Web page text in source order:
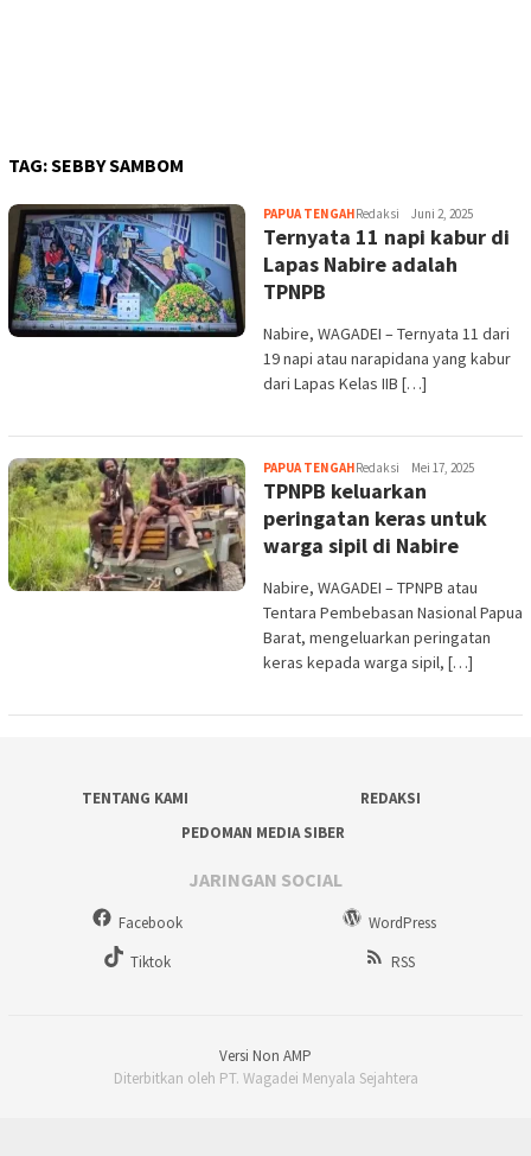
TAG:SEBBY SAMBOM
PAPUA TENGAHRedaksi Juni 2, 2025
Ternyata 11 napi kabur di
Lapas Nabire adalah
TPNPB
Nabire, WAGADEI – Ternyata 11 dari
19 napi atau narapidana yang kabur
dari Lapas Kelas IIB […]
PAPUA TENGAHRedaksi Mei 17, 2025
TPNPB keluarkan
peringatan keras untuk
warga sipil di Nabire
Nabire, WAGADEI – TPNPB atau
Tentara Pembebasan Nasional Papua
Barat, mengeluarkan peringatan
keras kepada warga sipil, […]
TENTANG KAMI
REDAKSI
PEDOMAN MEDIA SIBER
JARINGAN SOCIAL
Facebook
WordPress
Tiktok
RSS
Versi Non AMP
Diterbitkan oleh PT. Wagadei Menyala Sejahtera